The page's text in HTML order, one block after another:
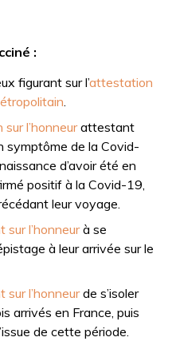
:
figurant sur l’attestation
.
l’honneurattestant
symptôme de la Covid-
d’avoir été en
positif à la Covid-19,
leur voyage.
sur l’honneurà se
à leur arrivée sur le
sur l’honneurde s’isoler
arrivés en France, puis
de cette période.